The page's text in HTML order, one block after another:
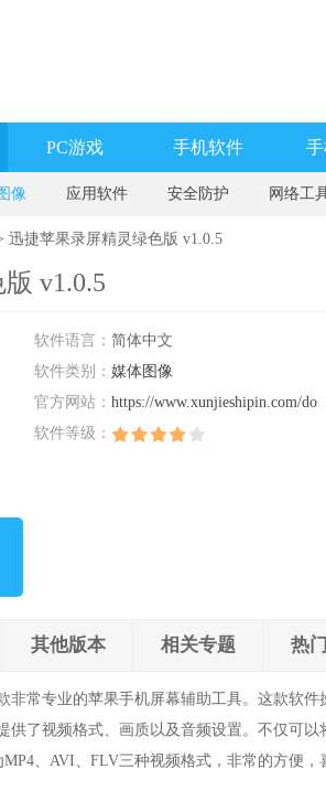
PC游戏 手机软件
像 应用软件 安全防护 网络工
迅捷苹果录屏精灵绿色版 v1.0.5
v1.0.5
软件语言： 简体中文
软件类别： 媒体图像
官方网站： https://www.xunjieshipin.com/do
wnload-airplayreceiver
软件等级：
其他版本 相关专题 热
非常专业的苹果手机屏幕辅助工具。这款软
供了视频格式、画质以及音频设置。不仅可
、AVI、FLV三种视频格式，非常的方便